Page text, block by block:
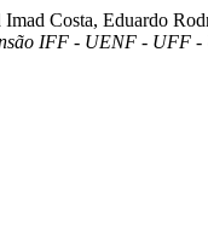
Costa, Eduardo
IFF - UENF - UFF -